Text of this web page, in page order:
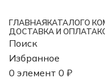
ГЛАВНАЯКАТАЛОГО
ДОСТАВКА И ОПЛАТА
Поиск
Избранное
0 элемент 0 ₽